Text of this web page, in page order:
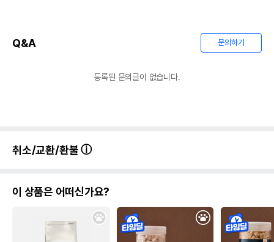
Q&A 문의하기
등록된 문의글이 없습니다.
취소/교환/환불
이 상품은 어떠신가요?